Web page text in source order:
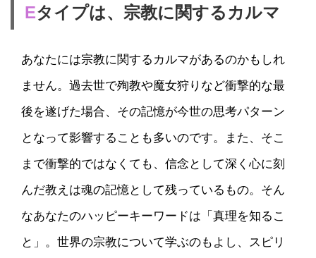
Eタイプは、宗教に関するカルマ
あなたには宗教に関するカルマがあるのかもしれ
ません。過去世で殉教や魔女狩りなど衝撃的な最
後を遂げた場合、その記憶が今世の思考パターン
となって影響することも多いのです。また、そこ
まで衝撃的ではなくても、信念として深く心に刻
んだ教えは魂の記憶として残っているもの。そん
なあなたのハッピーキーワードは「真理を知るこ
と」。世界の宗教について学ぶのもよし、スピリ